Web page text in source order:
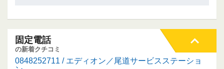
固定電話
の新着クチコミ
0848252711 / エディオン／尾道サービスステーショ